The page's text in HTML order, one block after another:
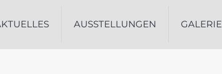
AUSSTELLUNGEN GALERIE